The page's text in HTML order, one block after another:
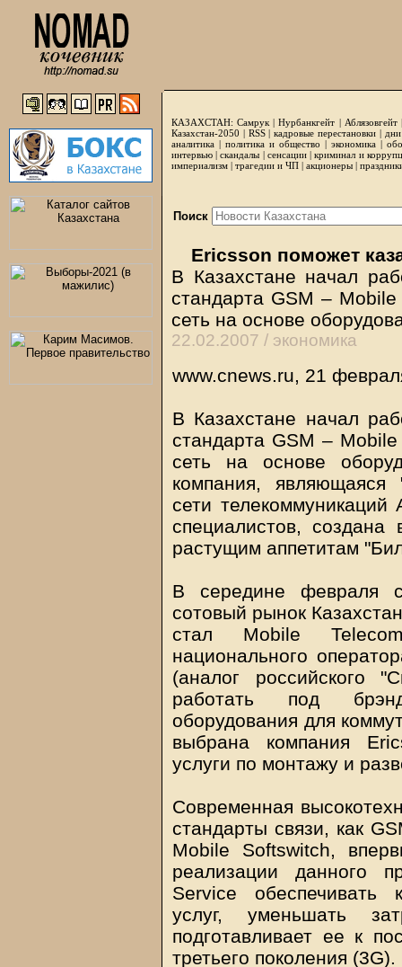
КАЗАХСТАН: Самрук |Нурбанкгейт | Аблязовгейт
Казахстан-2050 | RSS|кадровые перестановки|
аналитика | политика и общество | экономика |
интервью |скандалы | сенсации|криминал и
империализм | трагедии и ЧП | акционеры |
Поиск
Ericsson поможет
В Казахстане начал
стандарта GSM –
сеть на основе
22.02.2007 / экономика
www.cnews.ru, 21
В Казахстане начал
стандарта GSM –
сеть на основе
компания, являющаяся
сети
специалистов,
растущим аппетитам
В середине февраля
сотовый рынок
стал Mobile
национального
(аналог российского
работать под
оборудования для
выбрана компания
услуги по монтажу и
Современная
стандарты связи, как
Mobile Softswitch,
реализации данного
Service обеспечивать
услуг, уменьшать
подготавливает ее к
третьего поколения (3G).